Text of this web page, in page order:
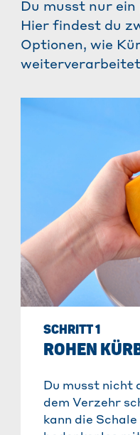
Du musst nur
Hier findest du
Optionen, wie
SCHRITT 1
ROHEN
Du musst nicht
dem Verzehr
kann die